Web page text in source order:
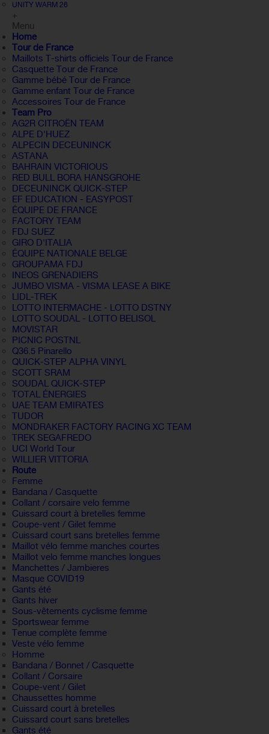
UNITY WARM 26
+
Menu
Home
Tour de France
Maillots T-shirts officiels Tour de France
Casquette Tour de France
Gamme bébé Tour de France
Gamme enfant Tour de France
Accessoires Tour de France
Team Pro
AG2R CITROËN TEAM
ALPE D'HUEZ
ALPECIN DECEUNINCK
ASTANA
BAHRAIN VICTORIOUS
RED BULL BORA HANSGROHE
DECEUNINCK QUICK-STEP
EF EDUCATION - EASYPOST
ÉQUIPE DE FRANCE
FACTORY TEAM
FDJ SUEZ
GIRO D'ITALIA
ÉQUIPE NATIONALE BELGE
GROUPAMA FDJ
INEOS GRENADIERS
JUMBO VISMA - VISMA LEASE A BIKE
LIDL-TREK
LOTTO INTERMACHE - LOTTO DSTNY
LOTTO SOUDAL - LOTTO BELISOL
MOVISTAR
PICNIC POSTNL
Q36.5 Pinarello
QUICK-STEP ALPHA VINYL
SCOTT SRAM
SOUDAL QUICK-STEP
TOTAL ÉNERGIES
UAE TEAM EMIRATES
TUDOR
MONDRAKER FACTORY RACING XC TEAM
TREK SEGAFREDO
UCI World Tour
WILLIER VITTORIA
Route
Femme
Bandana / Casquette
Collant / corsaire velo femme
Cuissard court à bretelles femme
Coupe-vent / Gilet femme
Cuissard court sans bretelles femme
Maillot vélo femme manches courtes
Maillot velo femme manches longues
Manchettes / Jambieres
Masque COVID19
Gants été
Gants hiver
Sous-vêtements cyclisme femme
Sportswear femme
Tenue complète femme
Veste vélo femme
Homme
Bandana / Bonnet / Casquette
Collant / Corsaire
Coupe-vent / Gilet
Chaussettes homme
Cuissard court à bretelles
Cuissard court sans bretelles
Gants été